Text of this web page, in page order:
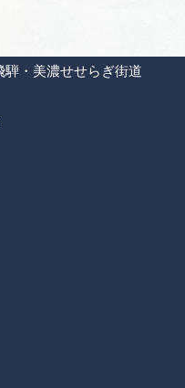
騨・美濃せせらぎ街道